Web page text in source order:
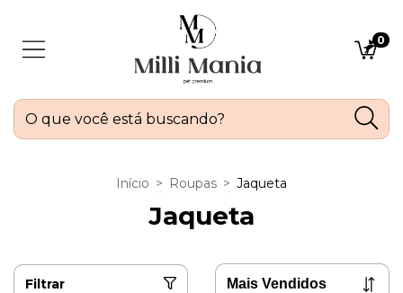
0
Início > Roupas > Jaqueta
Jaqueta
Filtrar